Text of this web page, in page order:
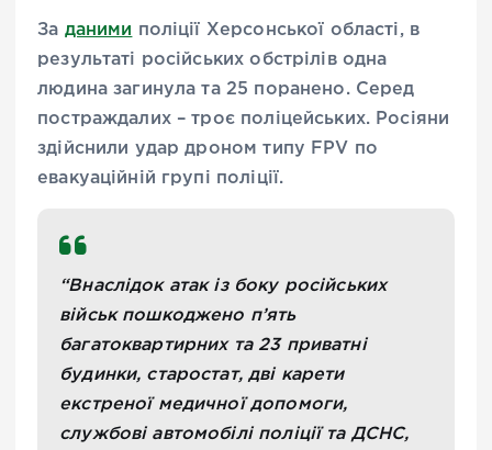
За даними поліції Херсонської області, в
результаті російських обстрілів одна
людина загинула та 25 поранено. Серед
постраждалих – троє поліцейських. Росіяни
здійснили удар дроном типу FPV по
евакуаційній групі поліції.
“Внаслідок атак із боку російських
військ пошкоджено п’ять
багатоквартирних та 23 приватні
будинки, старостат, дві карети
екстреної медичної допомоги,
службові автомобілі поліції та ДСНС,